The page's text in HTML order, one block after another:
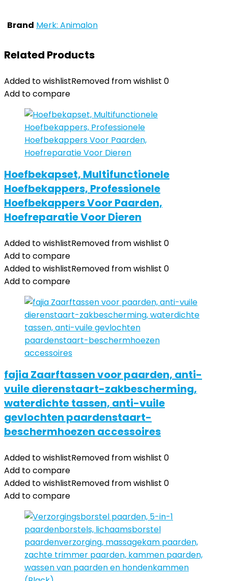
Brand Merk: Animalon
Related Products
Added to wishlistRemoved from wishlist 0
Add to compare
Hoefbekapset, Multifunctionele
Hoefbekappers, Professionele
Hoefbekappers Voor Paarden,
Hoefreparatie Voor Dieren
Added to wishlistRemoved from wishlist 0
Add to compare
Added to wishlistRemoved from wishlist 0
Add to compare
fajia Zaarftassen voor paarden, anti-
vuile dierenstaart-zakbescherming,
waterdichte tassen, anti-vuile
gevlochten paardenstaart-
beschermhoezen accessoires
Added to wishlistRemoved from wishlist 0
Add to compare
Added to wishlistRemoved from wishlist 0
Add to compare